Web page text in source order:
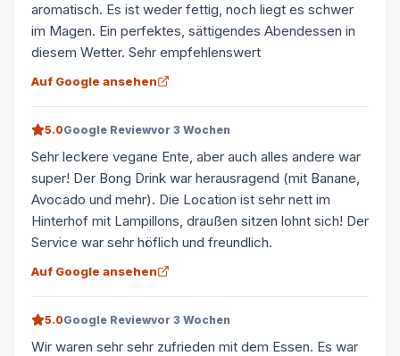
aromatisch. Es ist weder fettig, noch liegt es schwer
im Magen. Ein perfektes, sättigendes Abendessen in
diesem Wetter. Sehr empfehlenswert
Auf Google ansehen
5.0Google Reviewvor 3 Wochen
Sehr leckere vegane Ente, aber auch alles andere war
super! Der Bong Drink war herausragend (mit Banane,
Avocado und mehr). Die Location ist sehr nett im
Hinterhof mit Lampillons, draußen sitzen lohnt sich! Der
Service war sehr höflich und freundlich.
Auf Google ansehen
5.0Google Reviewvor 3 Wochen
Wir waren sehr sehr zufrieden mit dem Essen. Es war